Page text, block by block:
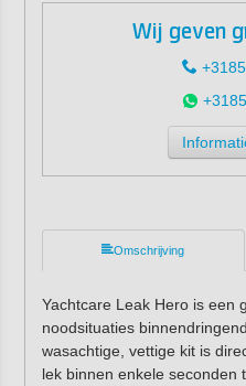
Wij geven
Omschrijving
Yachtcare Leak Hero is een
noodsituaties
wasachtige, vettige kit is
lek binnen enkele seconden